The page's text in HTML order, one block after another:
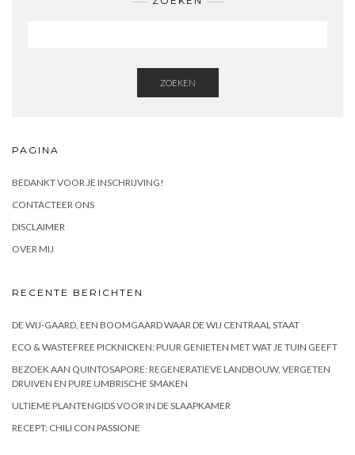
ZOEKEN
PAGINA
BEDANKT VOOR JE INSCHRIJVING!
CONTACTEER ONS
DISCLAIMER
OVER MIJ
RECENTE BERICHTEN
DE WIJ-GAARD, EEN BOOMGAARD WAAR DE WIJ CENTRAAL STAAT
ECO & WASTEFREE PICKNICKEN: PUUR GENIETEN MET WAT JE TUIN GEEFT
BEZOEK AAN QUINTOSAPORE: REGENERATIEVE LANDBOUW, VERGETEN
DRUIVEN EN PURE UMBRISCHE SMAKEN
ULTIEME PLANTENGIDS VOOR IN DE SLAAPKAMER
RECEPT: CHILI CON PASSIONE